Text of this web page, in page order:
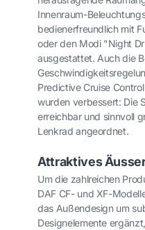
Innenraum-
bedienerfreundlich mit
oder den Modi "Night
ausgestattet. Auch die
Predictive Cruise
wurden verbessert: Die
erreichbar und sinnvoll
Lenkrad angeordnet.
Attraktives
Um die zahlreichen
DAF CF- und XF-
das Außendesign um
Designelemente